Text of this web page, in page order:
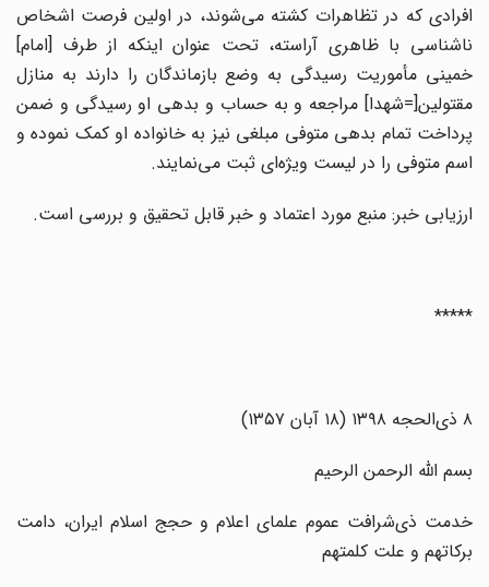
افرادی که در تظاهرات کشته می‌شوند، در اولین فرصت اشخاص
ناشناسی با ظاهری آراسته، تحت عنوان اینکه از طرف [امام]
خمینی مأموریت رسیدگی به وضع بازماندگان را دارند به منازل
مقتولین[=شهدا] مراجعه و به حساب و بدهی او رسیدگی و ضمن
پرداخت تمام بدهی متوفی مبلغی نیز به خانواده او کمک نموده و
اسم متوفی را در لیست ویژه‌ای ثبت می‌نمایند.
ارزیابی خبر: منبع مورد اعتماد و خبر قابل تحقیق و بررسی است.
*****
بسم الله الرحمن الرحیم‌
خدمت ذی‌شرافت عموم علمای اعلام و حجج اسلام ایران، دامت
برکاتهم و علت کلمتهم‌